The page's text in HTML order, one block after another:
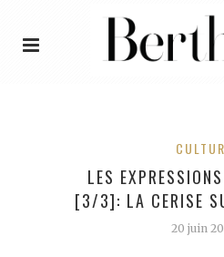
LES
[3/3]: LA CERISE
20 juin